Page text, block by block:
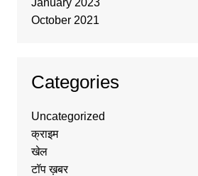
October 2021
Categories
Uncategorized
क्राइम
खेल
टॉप ख़बर